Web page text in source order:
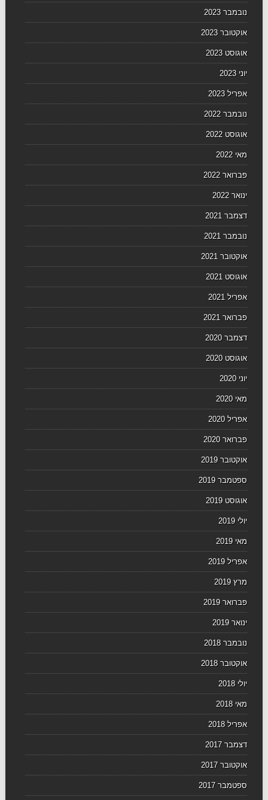
נובמבר 2023
אוקטובר 2023
אוגוסט 2023
יוני 2023
אפריל 2023
נובמבר 2022
אוגוסט 2022
מאי 2022
פברואר 2022
ינואר 2022
דצמבר 2021
נובמבר 2021
אוקטובר 2021
אוגוסט 2021
אפריל 2021
פברואר 2021
דצמבר 2020
אוגוסט 2020
יוני 2020
מאי 2020
אפריל 2020
פברואר 2020
אוקטובר 2019
ספטמבר 2019
אוגוסט 2019
יולי 2019
מאי 2019
אפריל 2019
מרץ 2019
פברואר 2019
ינואר 2019
נובמבר 2018
אוקטובר 2018
יולי 2018
מאי 2018
אפריל 2018
דצמבר 2017
אוקטובר 2017
ספטמבר 2017